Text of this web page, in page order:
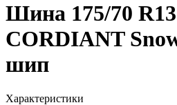
Шина 175/70
CORDIANT
шип
Характеристики